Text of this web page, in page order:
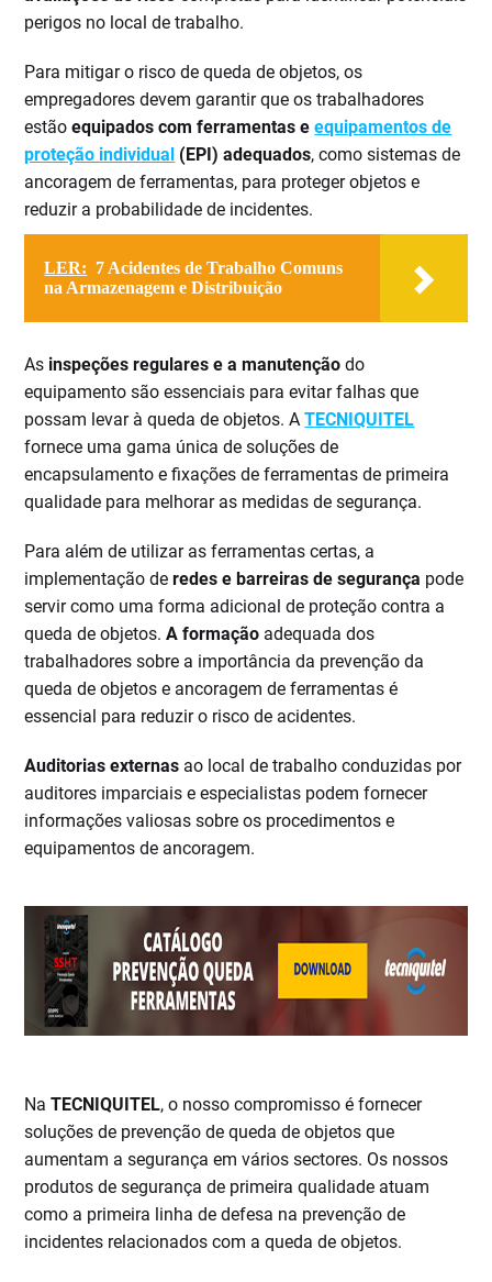
perigos no local de trabalho.
Para mitigar o risco de queda de objetos, os
empregadores devem garantir que os trabalhadores
estãoequipados com ferramentas eequipamentos de
proteção individual (EPI) adequados, como sistemas de
ancoragem de ferramentas, para proteger objetos e
reduzir a probabilidade de incidentes.
LER: 7 Acidentes de Trabalho Comuns
na Armazenagem e Distribuição
As inspeções regulares e a manutenção do
equipamento são essenciais para evitar falhas que
possam levar à queda de objetos. ATECNIQUITEL
fornece uma gama única de soluções de
encapsulamento e fixações de ferramentas de primeira
qualidade para melhorar as medidas de segurança.
Para além de utilizar as ferramentas certas, a
implementação deredes e barreiras de segurança pode
servir como uma forma adicional de proteção contra a
queda de objetos.A formação adequada dos
trabalhadores sobre a importância da prevenção da
queda de objetos e ancoragem de ferramentas é
essencial para reduzir o risco de acidentes.
Auditorias externas ao local de trabalho conduzidas por
auditores imparciais e especialistas podem fornecer
informações valiosas sobre os procedimentos e
equipamentos de ancoragem.
NaTECNIQUITEL, o nosso compromisso é fornecer
soluções de prevenção de queda de objetos que
aumentam a segurança em vários sectores. Os nossos
produtos de segurança de primeira qualidade atuam
como a primeira linha de defesa na prevenção de
incidentes relacionados com a queda de objetos.